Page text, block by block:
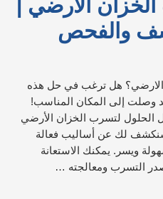
الارضي |
والفحص
هل ترغب في حل هذه
وصلت إلى المكان المناسب!
لتسرب الخزان الأرضي
لك عن أساليب فعالة
ويسر. يمكنك الاستعانة
التسرب ومعالجته …